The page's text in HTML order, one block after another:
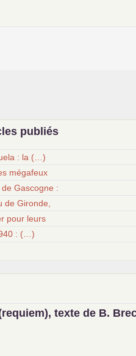
publiés
: la (…)
mégafeux
Gascogne :
de Gironde,
pour leurs
: (…)
texte de B.